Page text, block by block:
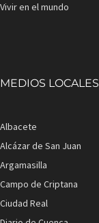
Vivir en el mundo
MEDIOS LOCALES
Albacete
Alcázar de San Juan
Argamasilla
Campo de Criptana
Ciudad Real